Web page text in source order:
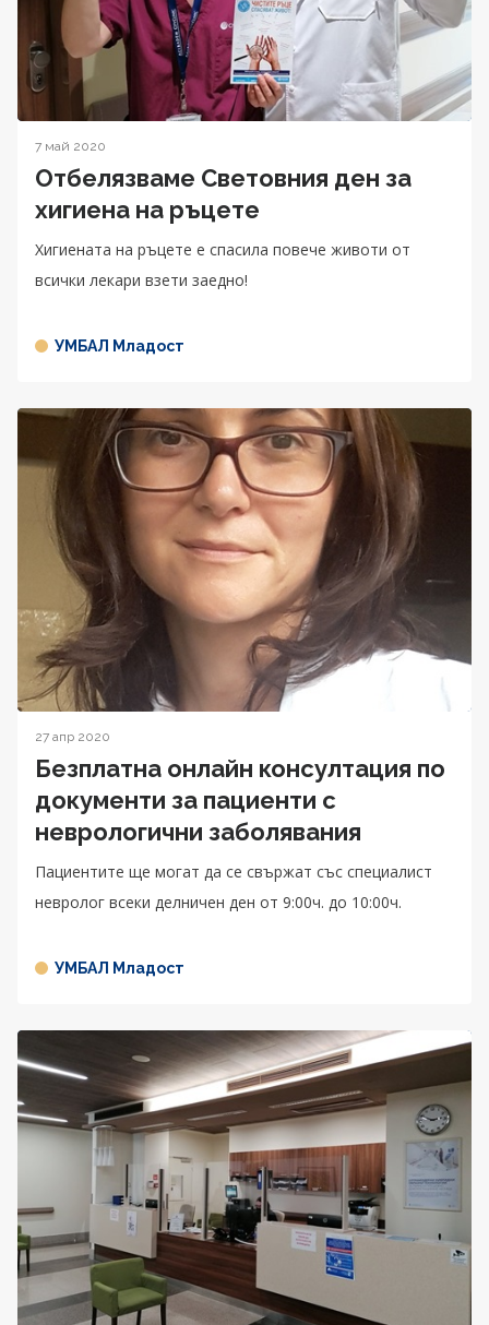
7 май 2020
Отбелязваме Световния ден за
хигиена на ръцете
Хигиената на ръцете е спасила повече животи от
всички лекари взети заедно!
УМБАЛ Младост
27 апр 2020
Безплатна онлайн консултация по
документи за пациенти с
неврологични заболявания
Пациентите ще могат да се свържат със специалист
невролог всеки делничен ден от 9:00ч. до 10:00ч.
УМБАЛ Младост